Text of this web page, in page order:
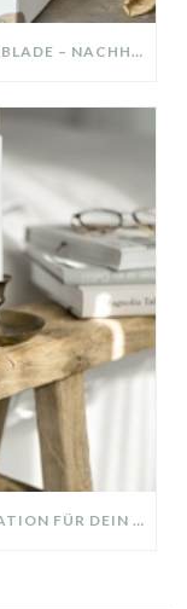
DIY-DEKO-TABLETT AUS ALTER SCHUBLADE – NACHHALTIGE HERBSTDEKO SELBER MACHEN!
SCHLAFZIMMER MAKEOVER – INSPIRATION FÜR DEIN SCHLAFZIMMER: AUS ALT MACH NEU – HELL, GEMÜTLICH UND EINLADEND